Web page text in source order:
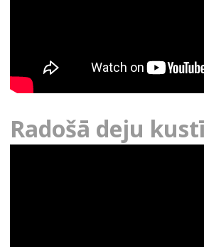
Radošā deju